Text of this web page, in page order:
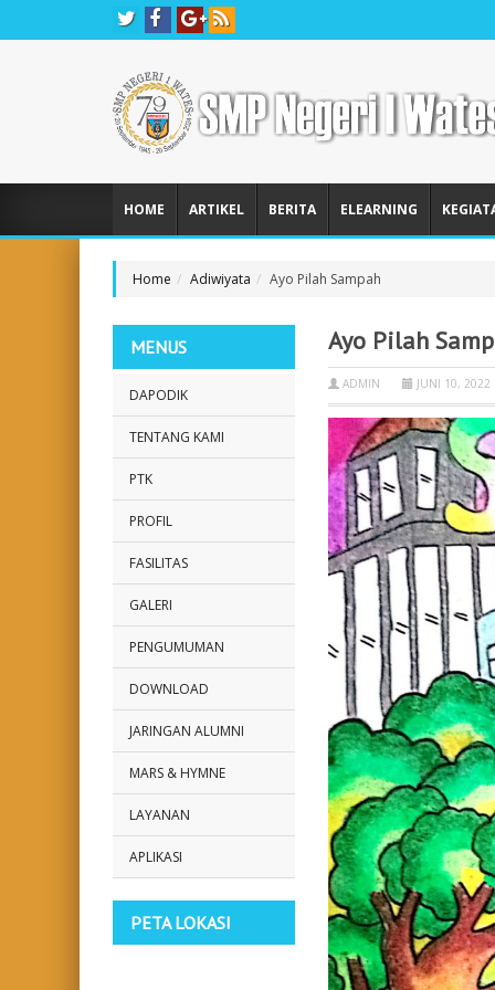
HOME ARTIKEL BERITA ELEARNING
Home Adiwiyata Ayo Pilah Sampah
MENUS
DAPODIK
TENTANG KAMI
PTK
PROFIL
FASILITAS
GALERI
PENGUMUMAN
DOWNLOAD
JARINGAN ALUMNI
MARS & HYMNE
LAYANAN
APLIKASI
PETA LOKASI
Ayo Pilah
ADMIN JUNI 10, 2022